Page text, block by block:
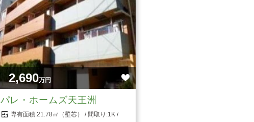
2,690万円
パレ・ホームズ天王洲
21.78㎡（壁芯）
1K